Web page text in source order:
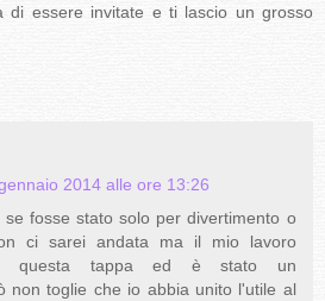
di essere invitate e ti lascio un grosso
2014 alle ore 13:26
fosse stato solo per divertimento o
ci sarei andata ma il mio lavoro
questa tappa ed è stato un
non toglie che io abbia unito l'utile al